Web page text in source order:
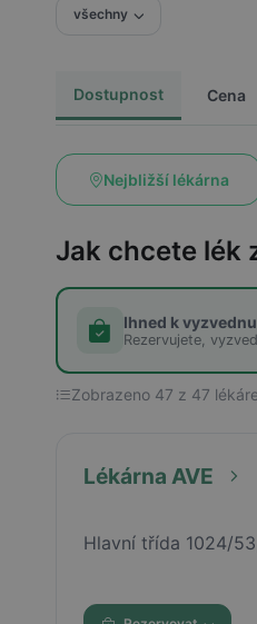
všechny
Dostupnost Cena
Nejbližší lékárna
Jak chcete lék
Ihned k
Rezervujete,
Zobrazeno 47 z 47
Lékárna AVE
Hlavní třída 1024/